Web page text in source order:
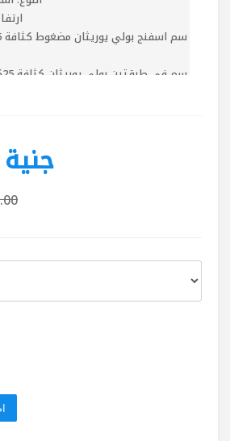
ارتفاع
3سم في طبقتين بولي يوريثان كثافة 25كجم/م3‏.‏
7,700.00 جنية